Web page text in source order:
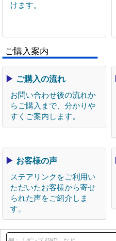
けます。
ご購入案内
▶ ご購入の流れ
お問い合わせ後の流れか
らご購入まで、分かりや
すくご案内します。
▶ お客様の声
ステアリンクをご利用い
ただいたお客様から寄せ
られた声をご紹介しま
す。